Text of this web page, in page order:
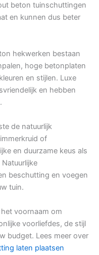
beton tuinschuttingen
en kunnen dus beter
hekwerken bestaan
hoge betonplaten
en stijlen. Luxe
en hebben
de natuurlijk
of
en duurzame keus als
beschutting en voegen
tuin.
voornaam om
voorliefdes, de stijl
budget. Lees meer over
laten plaatsen